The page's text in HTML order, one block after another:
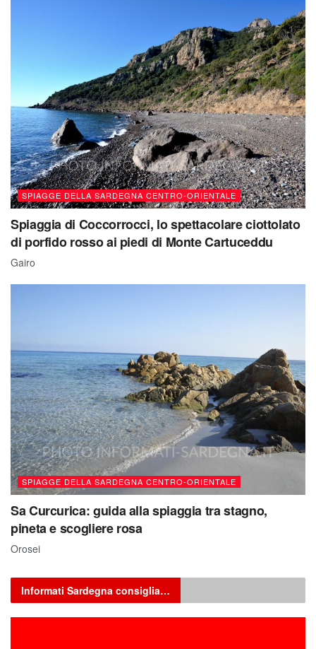
SPIAGGE DELLA SARDEGNA CENTRO-ORIENTALE
Spiaggia di Coccorrocci, lo spettacolare ciottolato
di porfido rosso ai piedi di Monte Cartuceddu
Gairo
SPIAGGE DELLA SARDEGNA CENTRO-ORIENTALE
Sa Curcurica: guida alla spiaggia tra stagno,
pineta e scogliere rosa
Orosei
Informati Sardegna consiglia…